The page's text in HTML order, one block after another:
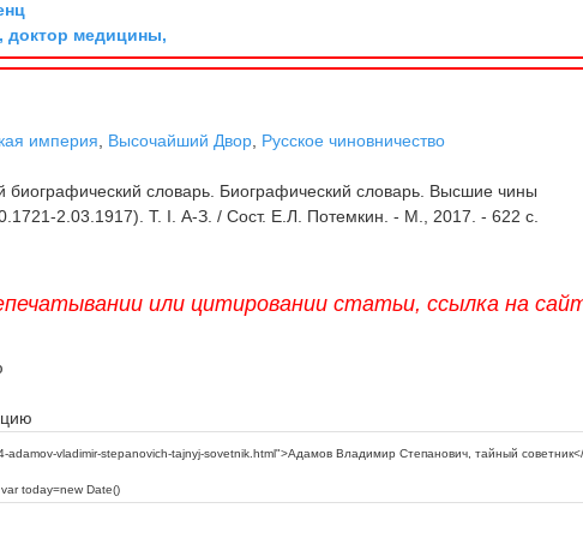
медицины,
империя Высочайший Двор Русское чиновничество
биографический словарь. Биографический словарь. Высшие чины
2.03.1917). Т. I. А-З. / Сост. Е.Л. Потемкин. - М., 2017. - 622 с.
или цитировании статьи, ссылка на